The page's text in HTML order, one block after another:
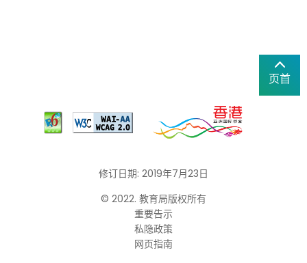
页首
修订日期: 2019年7月23日
© 2022. 教育局版权所有
重要告示
私隐政策
网页指南